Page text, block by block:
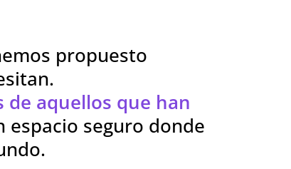
propuesto
aquellos que han
seguro donde